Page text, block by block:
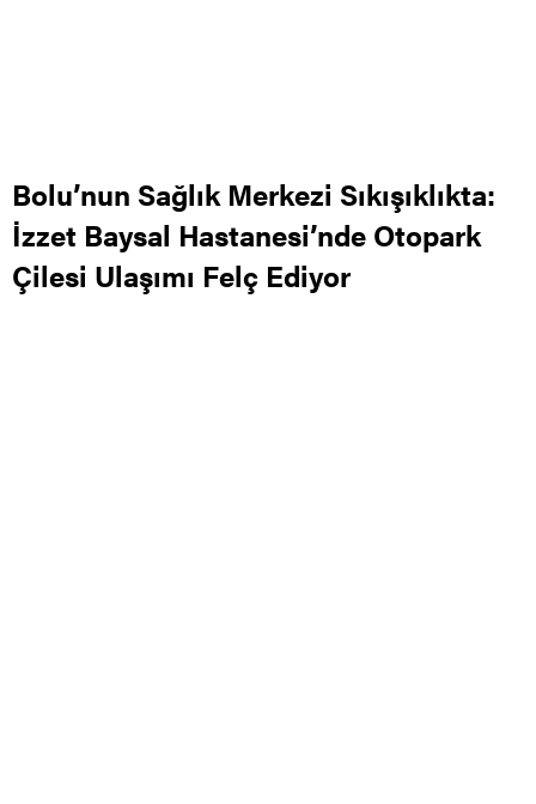
Bolu’nun Sağlık Merkezi Sıkışıklıkta:
İzzet Baysal Hastanesi’nde Otopark
Çilesi Ulaşımı Felç Ediyor